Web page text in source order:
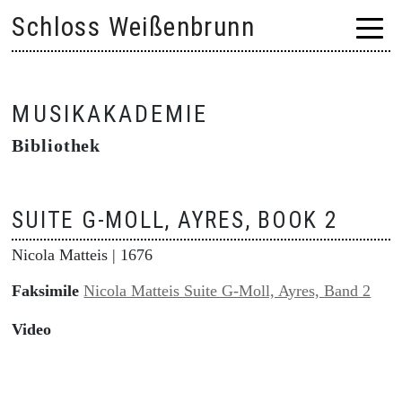
content
Schloss Weißenbrunn
MUSIKAKADEMIE
Bibliothek
SUITE G-MOLL, AYRES, BOOK 2
Nicola Matteis | 1676
Faksimile Nicola Matteis Suite G-Moll, Ayres, Band 2
Video